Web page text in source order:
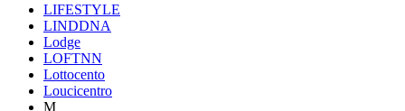
LIFESTYLE
LINDDNA
Lodge
LOFTNN
Lottocento
Loucicentro
M